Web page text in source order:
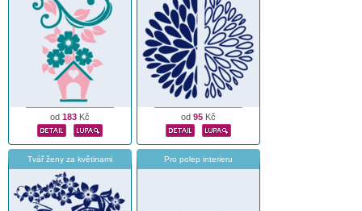
od 183 Kč od 95 Kč
Tvář ženy za květinami Pro polep interieru